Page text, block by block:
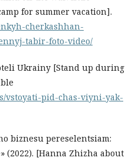
for summer vacation].
cherkashhan-
tabir-foto-video/
Ukrainy [Stand up during
vstoyati-pid-chas-viyni-yak-
biznesu pereselentsiam:
(2022). [Hanna Zhizha about